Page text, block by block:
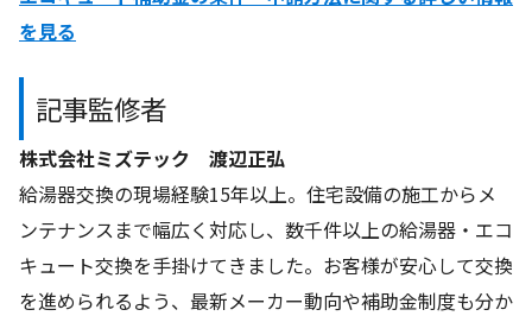
を見る
記事監修者
株式会社ミズテック 渡辺正弘
給湯器交換の現場経験15年以上。住宅設備の施工からメ
ンテナンスまで幅広く対応し、数千件以上の給湯器・エコ
キュート交換を手掛けてきました。お客様が安心して交換
を進められるよう、最新メーカー動向や補助金制度も分か